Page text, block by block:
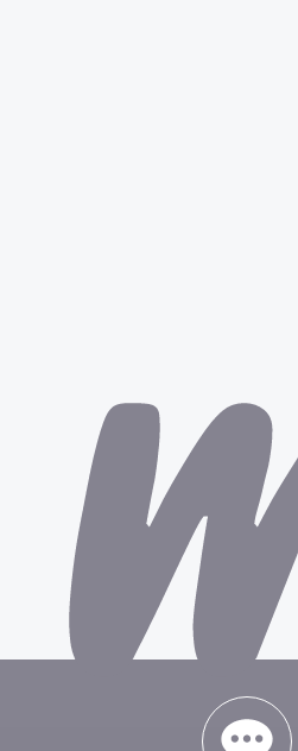
MarkMedia